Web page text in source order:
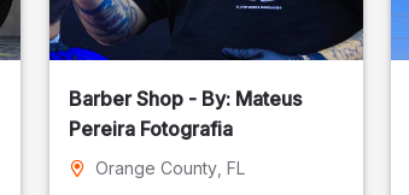
Barber Shop - By: Mateus
Pereira Fotografia
Orange County, FL